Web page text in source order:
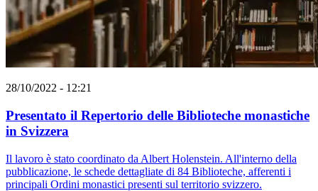
28/10/2022 - 12:21
Presentato il Repertorio delle Biblioteche monastiche
in Svizzera
Il lavoro è stato coordinato da Albert Holenstein. All'interno della
pubblicazione, le schede dettagliate di 84 Biblioteche, afferenti i
principali Ordini monastici presenti sul territorio svizzero.